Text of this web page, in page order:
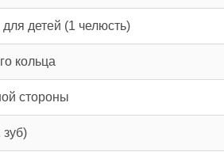
детей (1 челюсть)
кольца
стороны